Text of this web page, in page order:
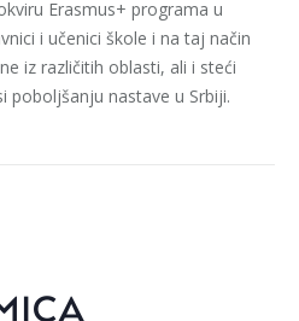
Erasmus+ programa u
i učenici škole i na taj način
iz različitih oblasti, ali i steći
poboljšanju nastave u Srbiji.